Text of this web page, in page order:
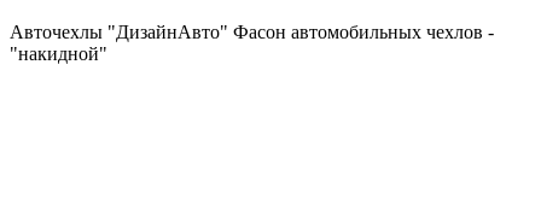
Авточехлы "ДизайнАвто" Фасон автомобильных чехлов -
"накидной"